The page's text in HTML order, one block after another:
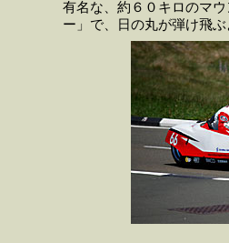
有名な、約６０キロのマ
ー」で、日の丸が弾け飛